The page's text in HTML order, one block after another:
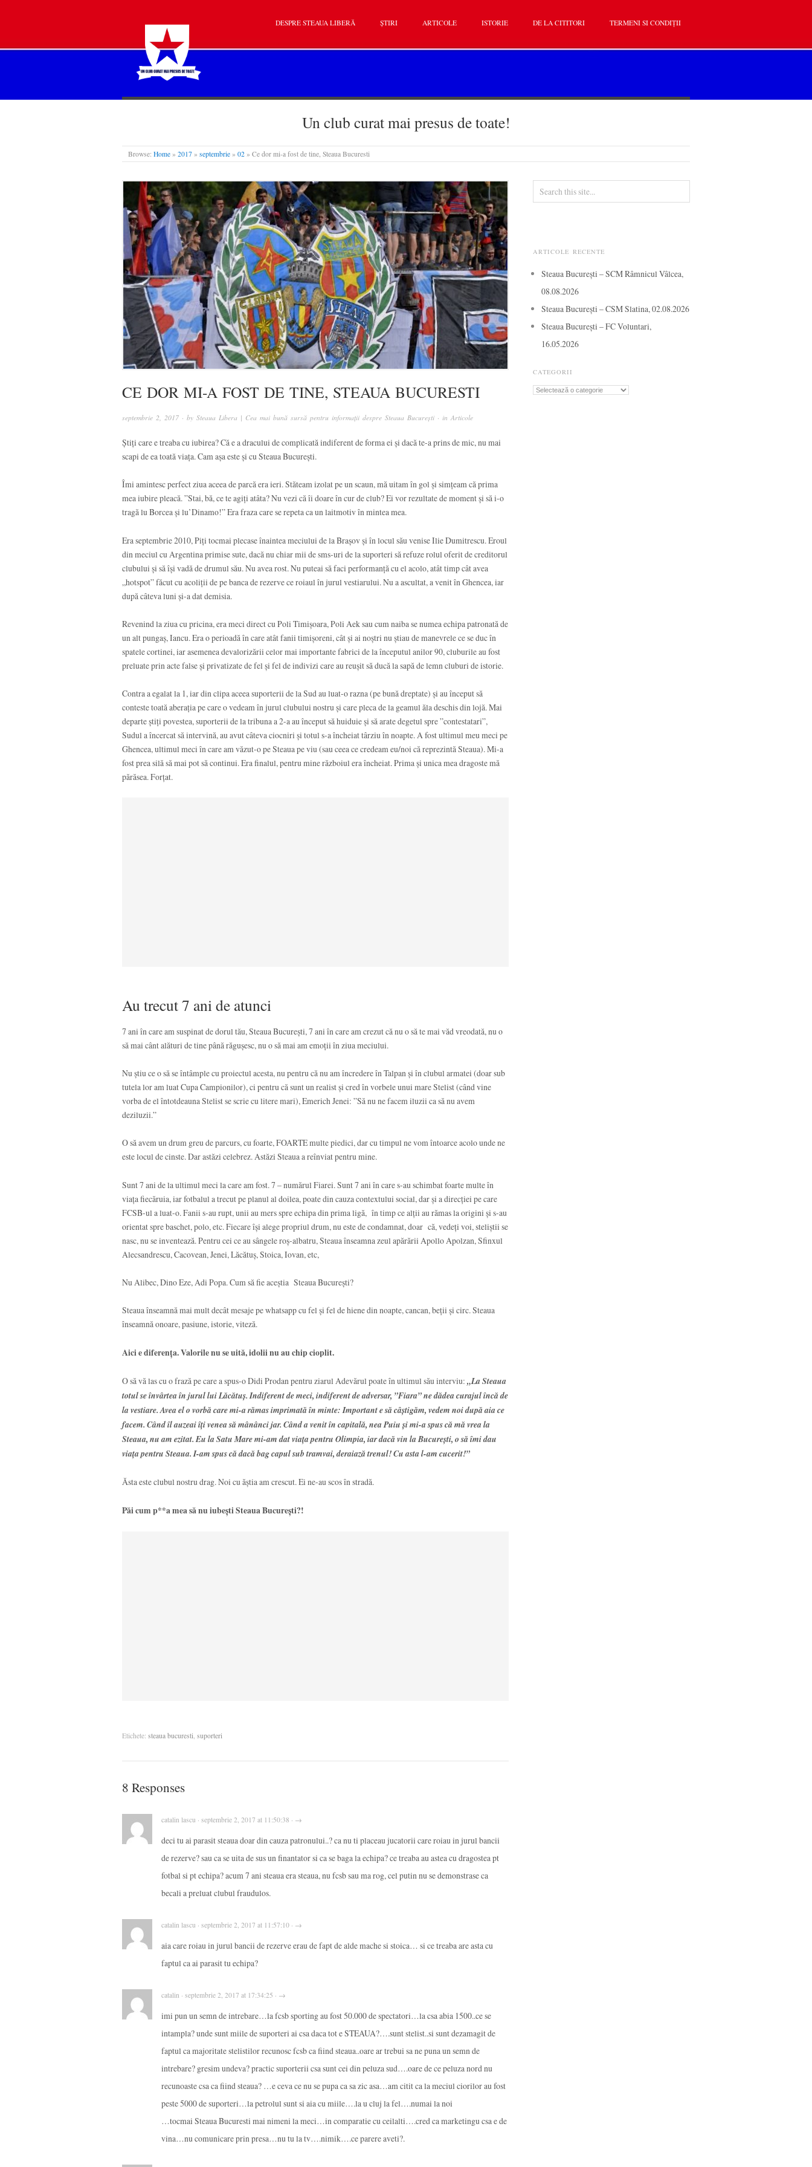
STEAUA LIBERĂ
DESPRE STEAUA LIBERĂ ȘTIRI ARTICOLE ISTORIE DE LA CITITORI TERMENI SI CONDIȚII
Un club curat mai presus de toate!
Browse: Home » 2017 » septembrie » 02 » Ce dor mi-a fost de tine, Steaua Bucuresti
CE DOR MI-A FOST DE TINE, STEAUA BUCURESTI
septembrie 2, 2017 · by Steaua Libera | Cea mai bună sursă pentru informații despre Steaua București · in Articole
Știți care e treaba cu iubirea? Că e a dracului de complicată indiferent de forma ei și dacă te-a prins de mic, nu mai
scapi de ea toată viața. Cam așa este și cu Steaua București.
Îmi amintesc perfect ziua aceea de parcă era ieri. Stăteam izolat pe un scaun, mă uitam în gol și simțeam că prima
mea iubire pleacă. ”Stai, bă, ce te agiți atâta? Nu vezi că îi doare în cur de club? Ei vor rezultate de moment și să i-o
tragă lu Borcea și lu’Dinamo!” Era fraza care se repeta ca un laitmotiv în mintea mea.
Era septembrie 2010, Piți tocmai plecase înaintea meciului de la Brașov și în locul său venise Ilie Dumitrescu. Eroul
din meciul cu Argentina primise sute, dacă nu chiar mii de sms-uri de la suporteri să refuze rolul oferit de creditorul
clubului și să își vadă de drumul său. Nu avea rost. Nu puteai să faci performanță cu el acolo, atât timp cât avea
„hotspot” făcut cu acoliții de pe banca de rezerve ce roiaul în jurul vestiarului. Nu a ascultat, a venit în Ghencea, iar
după câteva luni și-a dat demisia.
Revenind la ziua cu pricina, era meci direct cu Poli Timișoara, Poli Aek sau cum naiba se numea echipa patronată de
un alt pungaș, Iancu. Era o perioadă în care atât fanii timișoreni, cât și ai noștri nu știau de manevrele ce se duc în
spatele cortinei, iar asemenea devalorizării celor mai importante fabrici de la începutul anilor 90, cluburile au fost
preluate prin acte false și privatizate de fel și fel de indivizi care au reușit să ducă la sapă de lemn cluburi de istorie.
Contra a egalat la 1, iar din clipa aceea suporterii de la Sud au luat-o razna (pe bună dreptate) și au început să
conteste toată aberația pe care o vedeam în jurul clubului nostru și care pleca de la geamul ăla deschis din lojă. Mai
departe știți povestea, suporterii de la tribuna a 2-a au început să huiduie și să arate degetul spre ”contestatari”,
Sudul a încercat să intervină, au avut câteva ciocniri și totul s-a încheiat târziu în noapte. A fost ultimul meu meci pe
Ghencea, ultimul meci în care am văzut-o pe Steaua pe viu (sau ceea ce credeam eu/noi că reprezintă Steaua). Mi-a
fost prea silă să mai pot să continui. Era finalul, pentru mine războiul era încheiat. Prima și unica mea dragoste mă
părăsea. Forțat.
Au trecut 7 ani de atunci
7 ani în care am suspinat de dorul tău, Steaua București, 7 ani în care am crezut că nu o să te mai văd vreodată, nu o
să mai cânt alături de tine până răgușesc, nu o să mai am emoții în ziua meciului.
Nu știu ce o să se întâmple cu proiectul acesta, nu pentru că nu am încredere în Talpan și în clubul armatei (doar sub
tutela lor am luat Cupa Campionilor), ci pentru că sunt un realist și cred în vorbele unui mare Stelist (când vine
vorba de el întotdeauna Stelist se scrie cu litere mari), Emerich Jenei: ”Să nu ne facem iluzii ca să nu avem
deziluzii.”
O să avem un drum greu de parcurs, cu foarte, FOARTE multe piedici, dar cu timpul ne vom întoarce acolo unde ne
este locul de cinste. Dar astăzi celebrez. Astăzi Steaua a reînviat pentru mine.
Sunt 7 ani de la ultimul meci la care am fost. 7 – numărul Fiarei. Sunt 7 ani în care s-au schimbat foarte multe în
viața fiecăruia, iar fotbalul a trecut pe planul al doilea, poate din cauza contextului social, dar și a direcției pe care
FCSB-ul a luat-o. Fanii s-au rupt, unii au mers spre echipa din prima ligă, în timp ce alții au rămas la origini și s-au
orientat spre baschet, polo, etc. Fiecare își alege propriul drum, nu este de condamnat, doar că, vedeți voi, steliștii se
nasc, nu se inventează. Pentru cei ce au sângele roș-albatru, Steaua înseamna zeul apărării Apollo Apolzan, Sfinxul
Alecsandrescu, Cacovean, Jenei, Lăcătuș, Stoica, Iovan, etc,
Nu Alibec, Dino Eze, Adi Popa. Cum să fie aceștia Steaua București?
Steaua înseamnă mai mult decât mesaje pe whatsapp cu fel și fel de hiene din noapte, cancan, beții și circ. Steaua
înseamnă onoare, pasiune, istorie, viteză.
Aici e diferența. Valorile nu se uită, idolii nu au chip cioplit.
O să vă las cu o frază pe care a spus-o Didi Prodan pentru ziarul Adevărul poate în ultimul său interviu: „La Steaua
totul se învârtea în jurul lui Lăcătuș. Indiferent de meci, indiferent de adversar, ”Fiara” ne dădea curajul încă de
la vestiare. Avea el o vorbă care mi-a rămas imprimată în minte: Important e să câștigăm, vedem noi după aia ce
facem. Când îl auzeai îți venea să mânânci jar. Când a venit în capitală, nea Puiu și mi-a spus că mă vrea la
Steaua, nu am ezitat. Eu la Satu Mare mi-am dat viața pentru Olimpia, iar dacă vin la București, o să îmi dau
viața pentru Steaua. I-am spus că dacă bag capul sub tramvai, deraiază trenul! Cu asta l-am cucerit!”
Ăsta este clubul nostru drag. Noi cu ăștia am crescut. Ei ne-au scos în stradă.
Păi cum p**a mea să nu iubești Steaua București?!
Etichete: steaua bucuresti, suporteri
8 Responses
catalin lascu · septembrie 2, 2017 at 11:50:38 · →
deci tu ai parasit steaua doar din cauza patronului..? ca nu ti placeau jucatorii care roiau in jurul bancii
de rezerve? sau ca se uita de sus un finantator si ca se baga la echipa? ce treaba au astea cu dragostea pt
fotbal si pt echipa? acum 7 ani steaua era steaua, nu fcsb sau ma rog, cel putin nu se demonstrase ca
becali a preluat clubul fraudulos.
catalin lascu · septembrie 2, 2017 at 11:57:10 · →
aia care roiau in jurul bancii de rezerve erau de fapt de alde mache si stoica… si ce treaba are asta cu
faptul ca ai parasit tu echipa?
catalin · septembrie 2, 2017 at 17:34:25 · →
imi pun un semn de intrebare…la fcsb sporting au fost 50.000 de spectatori…la csa abia 1500..ce se
intampla? unde sunt miile de suporteri ai csa daca tot e STEAUA?….sunt stelist..si sunt dezamagit de
faptul ca majoritate stelistilor recunosc fcsb ca fiind steaua..oare ar trebui sa ne puna un semn de
intrebare? gresim undeva? practic suporterii csa sunt cei din peluza sud….oare de ce peluza nord nu
recunoaste csa ca fiind steaua? …e ceva ce nu se pupa ca sa zic asa…am citit ca la meciul ciorilor au fost
peste 5000 de suporteri…la petrolul sunt si aia cu miile….la u cluj la fel….numai la noi
…tocmai Steaua Bucuresti mai nimeni la meci…in comparatie cu ceilalti….cred ca marketingu csa e de
vina…nu comunicare prin presa…nu tu la tv….nimik….ce parere aveti?.
ARTICOLE RECENTE
Steaua București – SCM Râmnicul Vâlcea,
08.08.2026
Steaua București – CSM Slatina, 02.08.2026
Steaua București – FC Voluntari,
16.05.2026
CATEGORII
Categorii